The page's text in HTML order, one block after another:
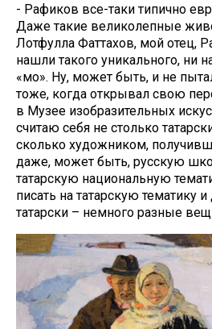
- Рафиков все-таки типично
Даже такие великолепные
Лотфулла Фаттахов, мой отец,
нашли такого уникального, ни
«моң». Ну, может быть, и не
тоже, когда открывал свою
в Музее изобразительных
считаю себя не столько
сколько художником,
даже, может быть, русскую
татарскую национальную
писать на татарскую тематику и
татарски – немного разные